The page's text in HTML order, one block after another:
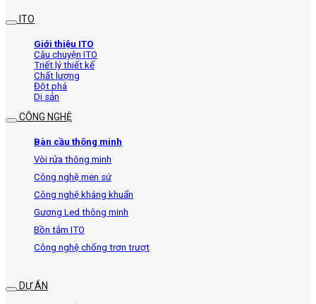
ITO
Giới thiệu ITO
Câu chuyện ITO
Triết lý thiết kế
Chất lượng
Đột phá
Di sản
CÔNG NGHỆ
Bàn cầu thông minh
Vòi rửa thông minh
Công nghệ men sứ
Công nghệ kháng khuẩn
Gương Led thông minh
Bồn tắm ITO
Công nghệ chống trơn trượt
DỰ ÁN